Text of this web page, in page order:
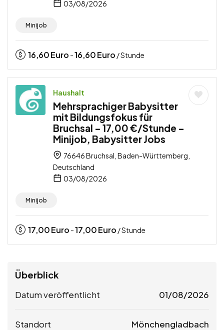
03/08/2026
Minijob
16,60Euro -16,60Euro / Stunde
Haushalt
Mehrsprachiger Babysitter
mit Bildungsfokus für
Bruchsal – 17,00 €/Stunde –
Minijob, Babysitter Jobs
76646 Bruchsal, Baden-Württemberg,
Deutschland
03/08/2026
Minijob
17,00Euro -17,00Euro / Stunde
Überblick
Datum veröffentlicht 01/08/2026
Standort Mönchengladbach